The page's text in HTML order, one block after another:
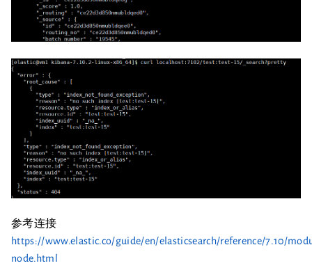
参考连接
https://www.elastic.co/guide/en/elasticsearch/reference/7.10/
node.html